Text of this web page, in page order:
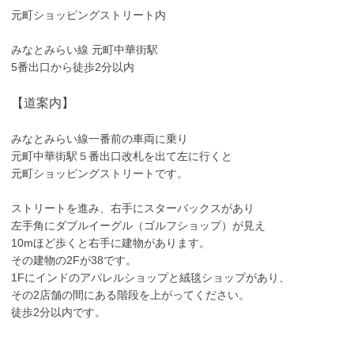
元町ショッピングストリート内
みなとみらい線 元町中華街駅
5番出口から徒歩2分以内
【道案内】
みなとみらい線一番前の車両に乗り
元町中華街駅５番出口改札を出て左に行くと
元町ショッピングストリートです。
ストリートを進み、右手にスターバックスがあり
左手角にダブルイーグル（ゴルフショップ）が見え
10mほど歩くと右手に建物があります。
その建物の2Fが38です。
1Fにインドのアパレルショップと絨毯ショップがあり、
その2店舗の間にある階段を上がってください。
徒歩2分以内です。